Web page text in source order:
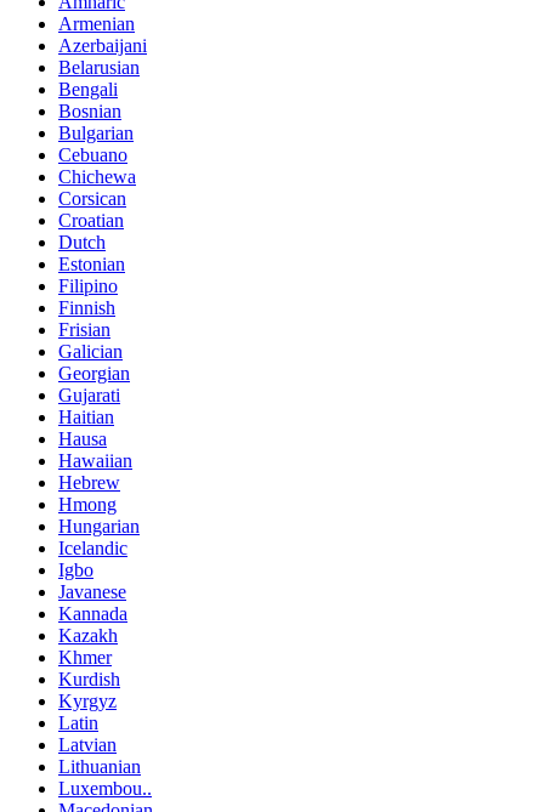
Armenian
Azerbaijani
Belarusian
Bengali
Bosnian
Bulgarian
Cebuano
Chichewa
Corsican
Croatian
Dutch
Estonian
Filipino
Finnish
Frisian
Galician
Georgian
Gujarati
Haitian
Hausa
Hawaiian
Hebrew
Hmong
Hungarian
Icelandic
Igbo
Javanese
Kannada
Kazakh
Khmer
Kurdish
Kyrgyz
Latin
Latvian
Lithuanian
Luxembou..